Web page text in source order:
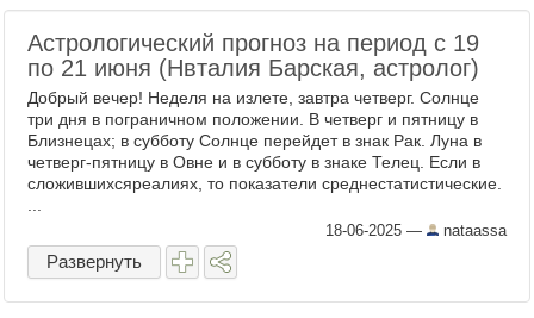
Астрологический прогноз на период с 19
по 21 июня (Нвталия Барская, астролог)
Добрый вечер! Неделя на излете, завтра четверг. Солнце
три дня в пограничном положении. В четверг и пятницу в
Близнецах; в субботу Солнце перейдет в знак Рак. Луна в
четверг-пятницу в Овне и в субботу в знаке Телец. Если в
сложившихсяреалиях, то показатели среднестатистические.
18-06-2025 — nataassa
Развернуть